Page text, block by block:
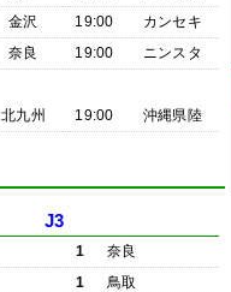
金沢 19:00
カンセキ
奈良 19:00
ニンスタ
北九州 19:00 沖縄県陸
J3
1
奈良
1
鳥取